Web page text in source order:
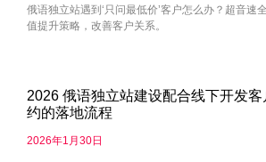
俄语独立站遇到‘只问最低价’客户怎么办？超音速
值提升策略，改善客户关系。
2026 俄语独立站建设配合线下开发
约的落地流程
2026年1月30日